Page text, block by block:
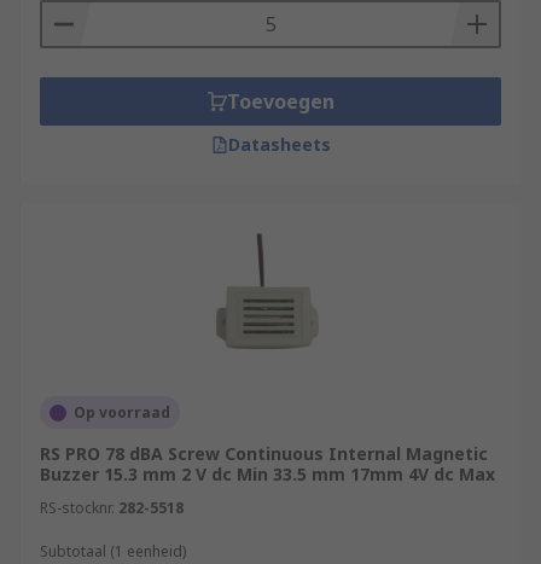
Toevoegen
Datasheets
Op voorraad
RS PRO 78 dBA Screw Continuous Internal Magnetic
Buzzer 15.3 mm 2 V dc Min 33.5 mm 17mm 4V dc Max
RS-stocknr. 282-5518
Subtotaal (1 eenheid)